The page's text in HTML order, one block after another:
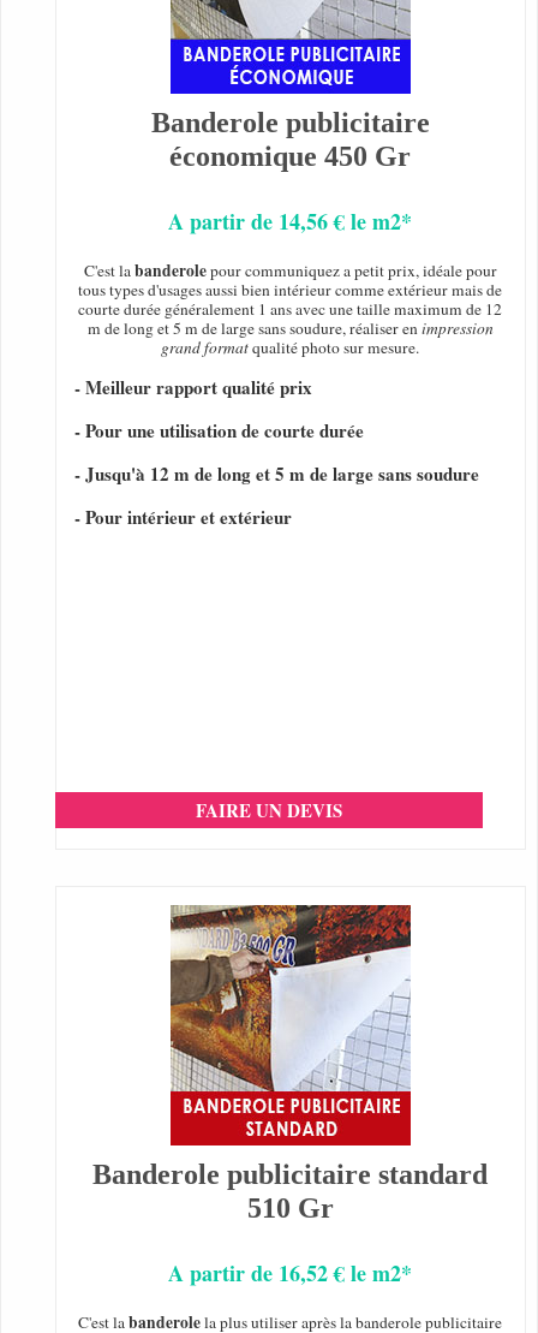
Banderole publicitaire
économique 450 Gr
A partir de 14,56 € le m2*
C'est labanderolepour communiquez a petit prix, idéale pour
tous types d'usages aussi bien intérieur comme extérieur mais de
courte durée généralement 1 ans avec une taille maximum de 12
m de long et 5 m de large sans soudure, réaliser enimpression
grand formatqualité photo sur mesure.
- Meilleur rapport qualité prix
- Pour une utilisation de courte durée
- Jusqu'à 12 m de long et 5 m de large sans soudure
- Pour intérieur et extérieur
FAIRE UN DEVIS
Banderole publicitaire standard
510 Gr
A partir de 16,52 € le m2*
C'est labanderolela plus utiliser après la banderole publicitaire